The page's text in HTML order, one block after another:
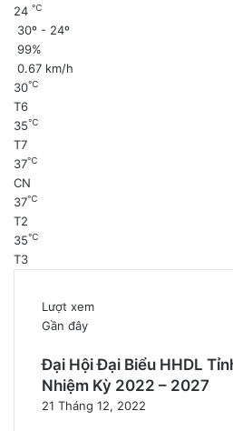
24 ℃
30º - 24º
99%
0.67 km/h
30℃
T6
35℃
T7
37℃
CN
37℃
T2
35℃
T3
Lượt xem
Gần đây
Đại Hội Đại Biểu HHDL
Nhiệm Kỳ 2022 – 2027
21 Tháng 12, 2022